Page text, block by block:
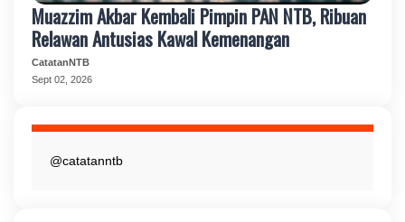
Muazzim Akbar Kembali Pimpin PAN NTB, Ribuan
Relawan Antusias Kawal Kemenangan
CatatanNTB
Sept 02, 2026
@catatanntb